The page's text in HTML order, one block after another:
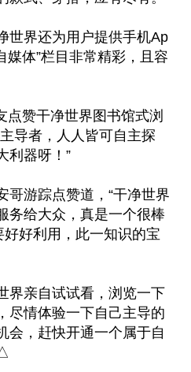
世界还为用户提供手机Ap
媒体”栏目非常精彩，且容
点赞干净世界图书馆式浏
导者，人人皆可自主探
利器呀！”
哥游踪点赞道，“干净世界
务给大众，真是一个很棒
好好利用，此一知识的宝
界亲自试试看，浏览一下
尽情体验一下自己主导的
会，赶快开通一个属于自